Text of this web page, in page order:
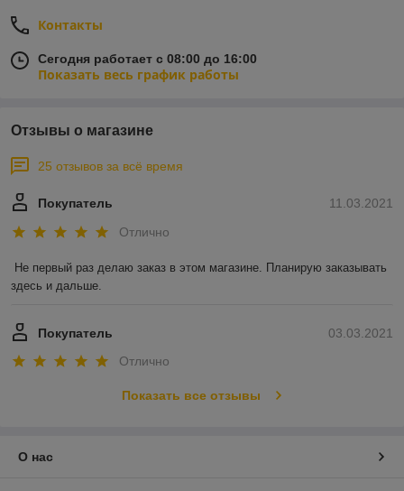
Контакты
Сегодня работает с 08:00 до 16:00
Показать весь график работы
Отзывы о магазине
25 отзывов за всё время
11.03.2021
Покупатель
Отлично
Не первый раз делаю заказ в этом магазине. Планирую заказывать
здесь и дальше.
03.03.2021
Покупатель
Отлично
Показать все отзывы
О нас